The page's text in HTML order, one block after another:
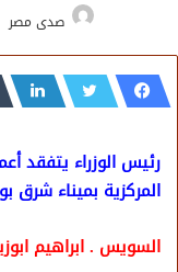
صدى مصر
رئيس الوزراء يتفقد
المركزية بميناء شرق
السويس . ابراهيم